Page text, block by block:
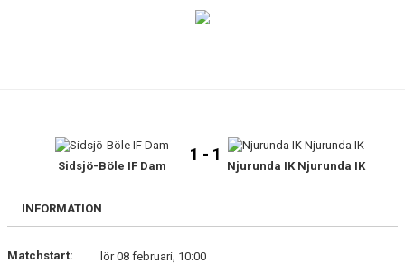
BILDGALLERI
DOKUMENT
Sidsjö-Böle IF Dam
1 - 1
Njurunda IK Njurunda IK
INFORMATION
Matchstart:
lör 08 februari, 10:00